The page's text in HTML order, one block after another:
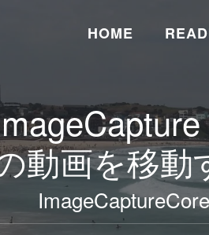
HOME
動画を移動